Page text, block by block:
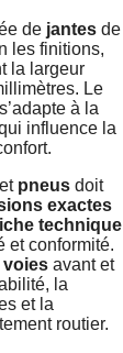
de jantes de
les finitions,
la largeur
Le
à la
influence la
et pneus doit
exactes
technique
et conformité.
voies avant et
la
et la
routier.